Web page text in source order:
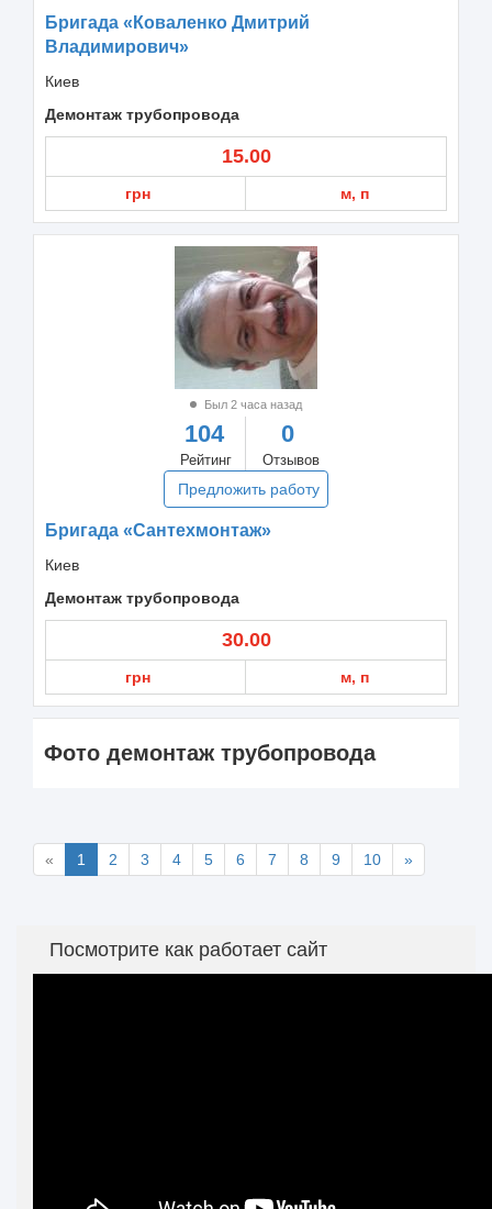
Бригада «Коваленко Дмитрий
Владимирович»
Киев
Демонтаж трубопровода
15.00
грн м, п
Был 2 часа назад
104
Рейтинг
0
Отзывов
Предложить работу
Бригада «Сантехмонтаж»
Киев
Демонтаж трубопровода
30.00
грн м, п
Фото демонтаж трубопровода
« 1 2 3 4 5 6 7 8 9 10 »
Посмотрите как работает сайт